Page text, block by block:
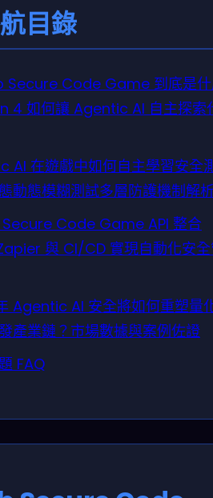
目錄
Secure Code Game 到底是
4 如何讓 Agentic AI 自主探索
AI 在遊戲中如何自主學習安全
動態模糊測試多層防護機制解
Secure Code Game API 整合
與 CI/CD 實現自動化安
Agentic AI 安全將如何重塑量
產業鏈？市場數據與案例佐證
FAQ